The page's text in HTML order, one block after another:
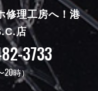
修理工房へ！ 港
店
3733
20時）